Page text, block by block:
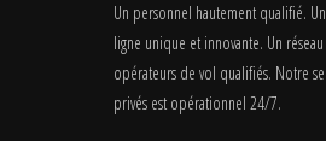
Un personnel hautement qualifié.
ligne unique et innovante. Un
opérateurs de vol qualifiés. Notre
privés est opérationnel 24/7.